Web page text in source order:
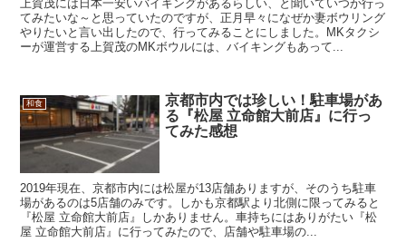
上賀茂には日本一安いバイキングがあるらしい、と聞いていつか行っ
てみたいな～と思っていたのですが、正月早々になぜか妻ボウリング
やりたいと言い出したので、行ってみることにしました。MKタクシ
ーが運営する上賀茂のMKボウルには、バイキングもあって...
和食
京都市内では珍しい！駐車場があ
る『松屋 立命館大前店』に行っ
てみた感想
2019年現在、京都市内には松屋が13店舗ありますが、そのうち駐車
場があるのは5店舗のみです。しかも京都駅より北側に限ってみると
『松屋 立命館大前店』しかありません。車持ちにはありがたい『松
屋 立命館大前店』に行ってみたので、店舗や駐車場の...